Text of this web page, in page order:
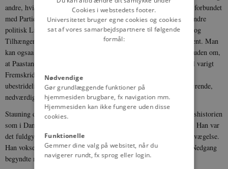
andre, hvis økonomiske Eksistens paa Liv og Død er eller synes forbundet
med Partiet – men en Organisation uden en politisk Teori, uden indre
politisk Liv, en Organisation hvis kæmpemæssige Medlemsstab og
Tilhængerskare er passiv, umyndiggjort, til dels politisk indifferent. Man
kan ogsaa betragte Staunings politiske "Status" og kommer ikke uden om,
at Paastandene om Reformismen som Vejen til Socialismen og til varigt
Fremskridt har totalt spillet Fallit, og at den Stauningske Politik
ubestrideligt har ført Danmark frem til den 9. April og dets nuværende,
nedværdigende Situation.
Stauning døde ved Indgangen til et nyt Tidsafsnit i saavel Verdenshistorien
som i Danmarkshistorien og dansk Arbejderbevægelses Historie. Han var
det fuldgyldigste Udtryk for dansk socialdemokratisk Arbejderbevægelse.
Han voksede op med den og den voksede op med ham. Og dens Nedgang
begyndte med ham. Nu er han død.
Cookies i webstedets footer.
Universitetet bruger egne cookies og cookies
sat af vores samarbejdspartnere til følgende
formål:
Nødvendige
Gør grundlæggende funktioner på
hjemmesiden brugbare, fx navigation mm.
Hjemmesiden kan ikke fungere uden disse
cookies.
Funktionelle
Gemmer dine valg på websitet, når du
navigerer rundt, fx sprog eller login.